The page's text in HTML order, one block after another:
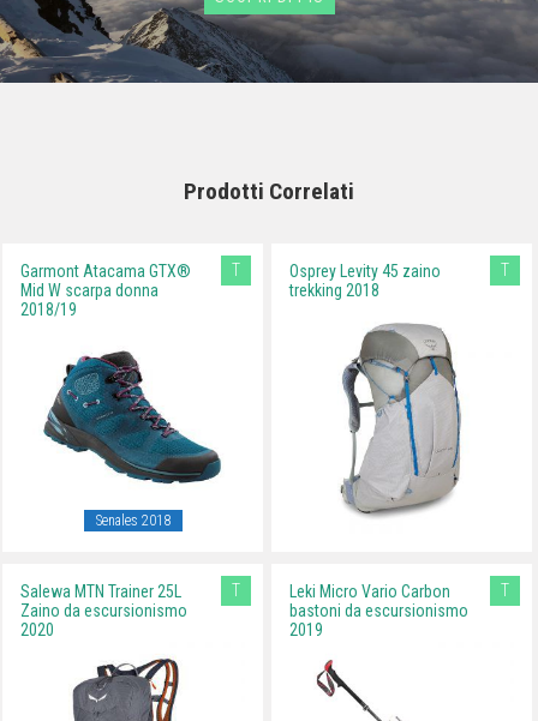
Prodotti Correlati
Garmont Atacama GTX®
Mid W scarpa donna
2018/19
T
Senales 2018
Osprey Levity 45 zaino
trekking 2018
T
Salewa MTN Trainer 25L
Zaino da escursionismo
2020
T
Leki Micro Vario Carbon
bastoni da escursionismo
2019
T